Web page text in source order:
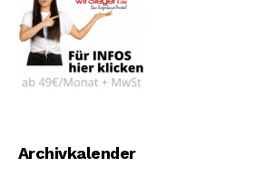
Archivkalender